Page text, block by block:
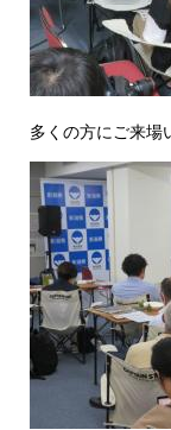
多くの方にご来場